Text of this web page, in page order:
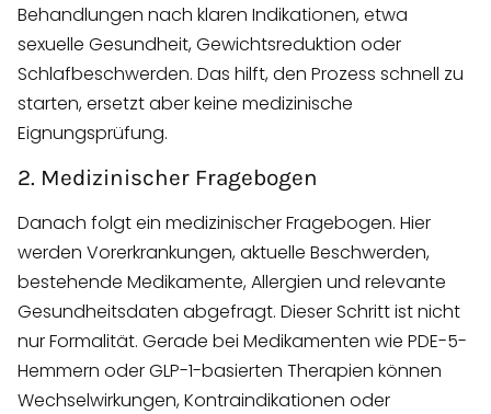
Behandlungen nach klaren Indikationen, etwa
sexuelle Gesundheit, Gewichtsreduktion oder
Schlafbeschwerden. Das hilft, den Prozess schnell zu
starten, ersetzt aber keine medizinische
Eignungsprüfung.
2. Medizinischer Fragebogen
Danach folgt ein medizinischer Fragebogen. Hier
werden Vorerkrankungen, aktuelle Beschwerden,
bestehende Medikamente, Allergien und relevante
Gesundheitsdaten abgefragt. Dieser Schritt ist nicht
nur Formalität. Gerade bei Medikamenten wie PDE-5-
Hemmern oder GLP-1-basierten Therapien können
Wechselwirkungen, Kontraindikationen oder